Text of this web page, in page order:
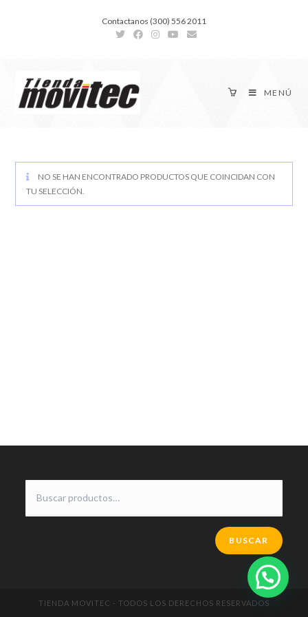
Contactanos (300) 556 2011
MENÚ
NO SE HAN ENCONTRADO PRODUCTOS QUE COINCIDAN CON
TU SELECCIÓN.
BUSCAR
TIENDA MOVITEC - TODOS LOS DERECHOS RESERVADOS